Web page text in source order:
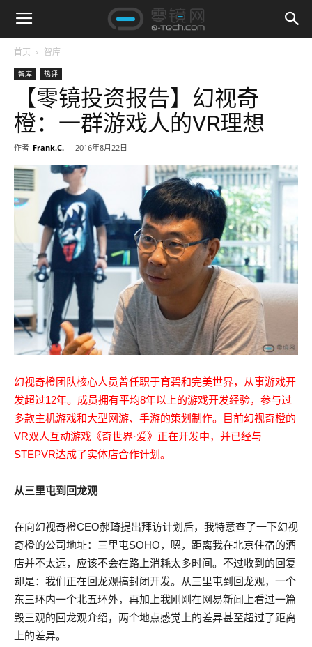
首页 智库
智库 热评
【零镜投资报告】幻视奇
橙：一群游戏人的VR理想
作者 Frank.C. - 2016年8月22日
幻视奇橙团队核心人员曾任职于育碧和完美世界，从事游戏开
发超过12年。成员拥有平均8年以上的游戏开发经验，参与过
多款主机游戏和大型网游、手游的策划制作。目前幻视奇橙的
VR双人互动游戏《奇世界·爱》正在开发中，并已经与
STEPVR达成了实体店合作计划。
从三里屯到回龙观
在向幻视奇橙CEO郝琦提出拜访计划后，我特意查了一下幻视
奇橙的公司地址：三里屯SOHO，嗯，距离我在北京住宿的酒
店并不太远，应该不会在路上消耗太多时间。不过收到的回复
却是：我们正在回龙观搞封闭开发。从三里屯到回龙观，一个
东三环内一个北五环外，再加上我刚刚在网易新闻上看过一篇
毁三观的回龙观介绍，两个地点感觉上的差异甚至超过了距离
上的差异。